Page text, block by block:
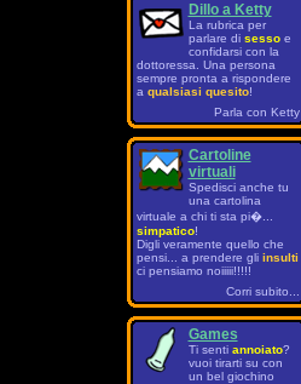
Dillo a Ketty
La rubrica per
parlare di sessoe
confidarsi con la
dottoressa. Una persona
sempre pronta a rispondere
a qualsiasi quesito!
Parla con Ketty
Cartoline
virtuali
Spedisci anche tu
una cartolina
virtuale a chi ti sta pi�...
simpatico!
Digli veramente quello che
pensi... a prendere gli insulti
ci pensiamo noiiiii!!!!!
Corri subito...
Games
Ti senti annoiato?
vuoi tirarti su con
un bel giochino